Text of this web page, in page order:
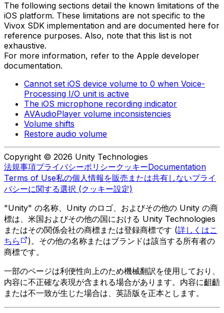
The following sections detail the known limitations of the
iOS platform. These limitations are not specific to the
Vivox SDK implementation and are documented here for
reference purposes. Also, note that this list is not
exhaustive.
For more information, refer to the Apple developer
documentation.
Cannot set iOS device volume to 0 when Voice-
Processing I/O unit is active
The iOS microphone recording indicator
AVAudioPlayer volume inconsistencies
Volume shifts
Restore audio volume
Copyright © 2026 Unity Technologies
法規事項プライバシーポリシークッキーDocumentation
Terms of Use私の個人情報を販売または共有しないプライ
バシーに関する選択 (クッキー設定)
"Unity" の名称、Unity のロゴ、およびその他の Unity の商
標は、米国およびその他の国における Unity Technologies
またはその関係会社の商標または登録商標です (詳しくはこ
ちら
)。その他の名称またはブランドは該当する所有者の
商標です。
一部のページは利便性向上のため機械翻訳を使用しており、
内容に不正確な表現が含まれる場合があります。内容に齟齬
または不一致が生じた場合は、英語版を正本とします。